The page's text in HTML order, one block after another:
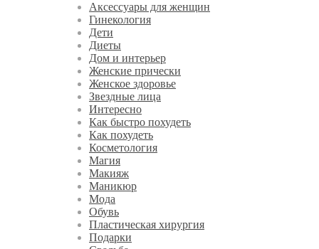
Аксессуары для женщин
Гинекология
Дети
Диеты
Дом и интерьер
Женские прически
Женское здоровье
Звездные лица
Интересно
Как быстро похудеть
Как похудеть
Косметология
Магия
Макияж
Маникюр
Мода
Обувь
Пластическая хирургия
Подарки